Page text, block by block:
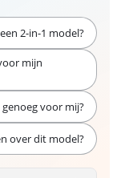
2-in-1 model?
mijn
voor mij?
over dit model?